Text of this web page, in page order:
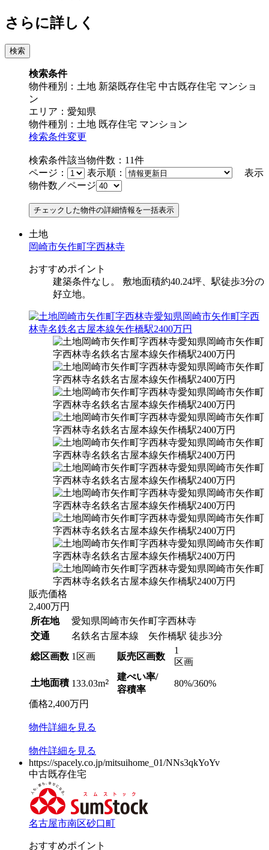
さらに詳しく
検索条件
物件種別：土地 新築既存住宅 中古既存住宅 マンショ
ン
エリア：愛知県
物件種別：土地 既存住宅 マンション
検索条件変更
検索条件該当物件数： 11件
ページ：
表示順：
表示
物件数／ページ
土地
岡崎市矢作町字西林寺
おすすめポイント
建築条件なし。 敷地面積約40.24坪、駅徒歩3分の
好立地。
販売価格
2,400万円
所在地
愛知県岡崎市矢作町字西林寺
交通
名鉄名古屋本線 矢作橋駅 徒歩3分
総区画数 1区画 販売区画数
1
区画
土地面積 133.03m2
建ぺい率/
容積率
80%/360%
価格2,400万円
物件詳細を見る
物件詳細を見る
https://spacely.co.jp/mitsuihome_01/NNs3qkYoYv
中古既存住宅
名古屋市南区砂口町
おすすめポイント